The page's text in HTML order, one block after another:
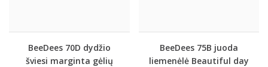
BeeDees 70D dydžio
šviesi marginta gėlių
BeeDees 75B juoda
liemenėlė Beautiful day